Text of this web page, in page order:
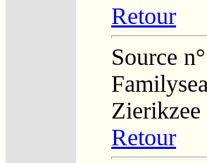
Retour
Source
Zierikzee
Retour